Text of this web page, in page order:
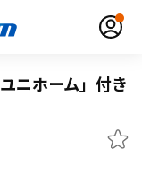
ニホーム」付き